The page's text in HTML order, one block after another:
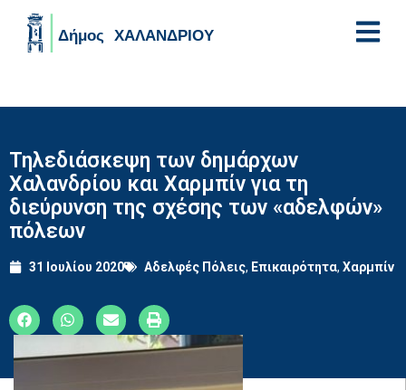
Τηλεδιάσκεψη των δημάρχων
Χαλανδρίου και Χαρμπίν για τη
διεύρυνση της σχέσης των «αδελφών»
πόλεων
31 Ιουλίου 2020 Αδελφές Πόλεις, Επικαιρότητα, Χαρμπίν